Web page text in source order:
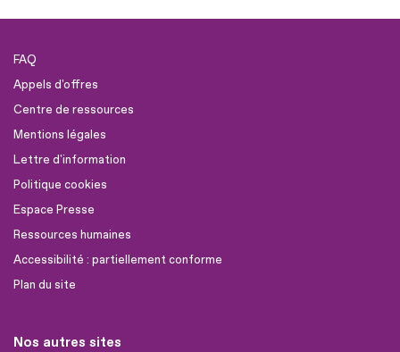
FAQ
Appels d'offres
Centre de ressources
Mentions légales
Lettre d'information
Politique cookies
Espace Presse
Ressources humaines
Accessibilité : partiellement conforme
Plan du site
Nos autres sites